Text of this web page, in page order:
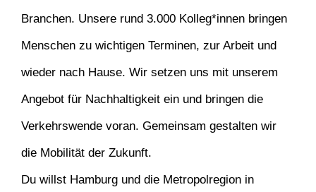
Branchen. Unsere rund 3.000 Kolleg*innen bringen
Menschen zu wichtigen Terminen, zur Arbeit und
wieder nach Hause. Wir setzen uns mit unserem
Angebot für Nachhaltigkeit ein und bringen die
Verkehrswende voran. Gemeinsam gestalten wir
die Mobilität der Zukunft.
Du willst Hamburg und die Metropolregion in